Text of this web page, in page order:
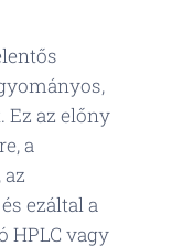
Ez az előny
a
ezáltal a
HPLC vagy